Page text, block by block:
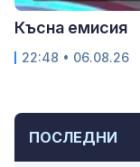
ПОСЛЕДНИ
Късна емисия
22:48 • 06.08.26